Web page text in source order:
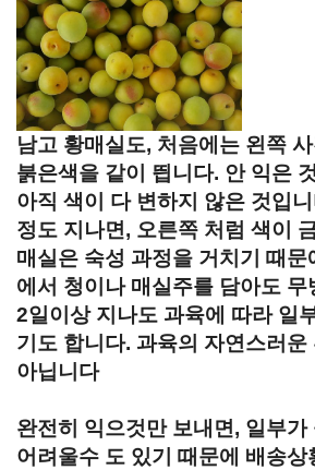
남고 황매실도, 처음에는 왼쪽
붉은색을 같이 띕니다. 안 익은
아직 색이 다 변하지 않은 것입
정도 지나면, 오른쪽 처럼 색이
매실은 숙성 과정을 거치기 때문
에서 청이나 매실주를 담아도 무
2일이상 지나도 과육에 따라 일
기도 합니다. 과육의 자연스러
아닙니다
완전히 익으것만 보내면, 일부가
어려울수 도 있기 때문에 배송상